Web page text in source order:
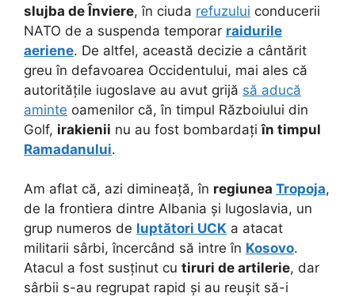
slujba de Înviere, în ciuda refuzului conducerii
NATO de a suspenda temporar raidurile
aeriene. De altfel, această decizie a cântărit
greu în defavoarea Occidentului, mai ales că
autoritățile iugoslave au avut grijă să aducă
aminte oamenilor că, în timpul Războiului din
Golf, irakienii nu au fost bombardațiîn timpul
Ramadanului.
Am aflat că, azi dimineață, în regiunea Tropoja,
de la frontiera dintre Albania și Iugoslavia, un
grup numeros de luptători UCK a atacat
militarii sârbi, încercând să intre în Kosovo.
Atacul a fost susținut cu tiruri de artilerie, dar
sârbii s-au regrupat rapid și au reușit să-i